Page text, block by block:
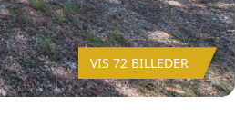
VIS 72 BILLEDER